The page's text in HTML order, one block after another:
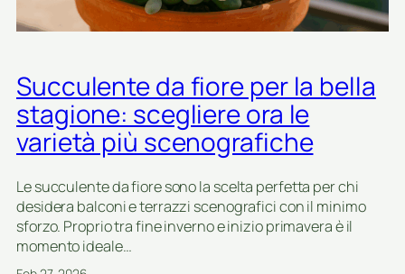
i
a
f
r
u
t
o
e
o
r
Succulente da fiore per la bella
stagione: scegliere ora le
varietà più scenografiche
Le succulente da fiore sono la scelta perfetta per chi
desidera balconi e terrazzi scenografici con il minimo
sforzo. Proprio tra fine inverno e inizio primavera è il
momento ideale…